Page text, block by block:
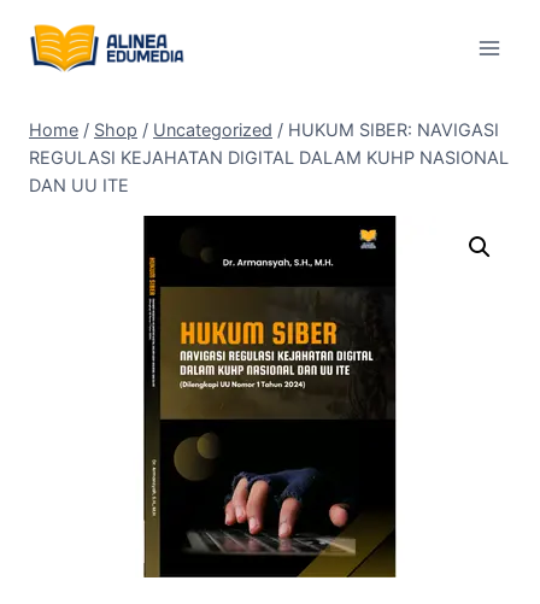
content
Home / Shop / Uncategorized / HUKUM SIBER: NAVIGASI
REGULASI KEJAHATAN DIGITAL DALAM KUHP NASIONAL
DAN UU ITE